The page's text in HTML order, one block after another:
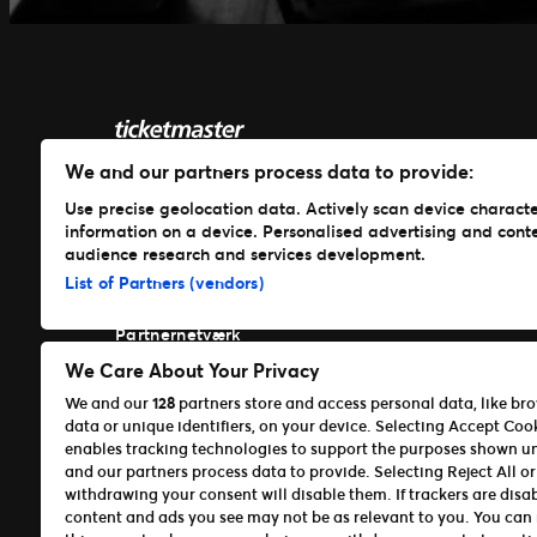
Hvorfor Ticketmaster?
Administrér events
Billetsystem
Eventafvikling
Partnernetværk
Kunderejsen
Ticketmaster Gavekort
Download vores apps
Ticketmaster
TM1 Reports (iOS)
TM1 Reports (Android)
We and our partners process data to provide:
Use precise geolocation data. Actively scan device
information on a device. Personalised advertising and
audience research and services development.
List of Partners (vendors)
We Care About Your Privacy
We and our128 partners store and access personal data, like
data or unique identifiers, on your device. Selecting Accept
enables tracking technologies to support the purposes shown
and our partners process data to provide. Selecting Reject All or
withdrawing your consent will disable them. If trackers are
content and ads you see may not be as relevant to you. You can